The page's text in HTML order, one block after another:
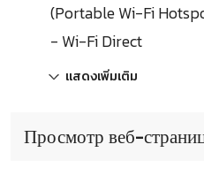
(Portable Wi-Fi
- Wi-Fi Direct
แสดงเพิ่มเติม
Просмотр веб-